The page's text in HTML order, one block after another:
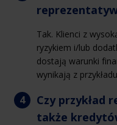
Tak. Klienci z
ryzykiem i/lub
dostają warunki
wynikają z
Czy przykład
także